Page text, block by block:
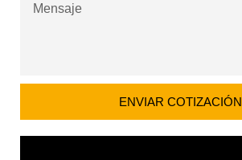
ENVIAR COTIZACIÓN